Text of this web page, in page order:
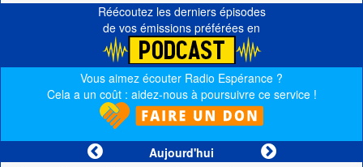
Réécoutez les derniers épisodes
de vos émissions préférées en
Vous aimez écouter Radio Espérance ?
Cela a un coût : aidez-nous à poursuivre ce service !
Aujourd'hui